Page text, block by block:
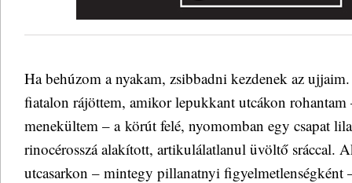
Ha behúzom a nyakam, zsibbadni kezdenek az ujjaim.
fiatalon rájöttem, amikor lepukkant utcákon
menekültem – a körút felé, nyomomban egy csapat
rinocérosszá alakított, artikulálatlanul üvöltő sráccal.
utcasarkon – mintegy pillanatnyi figyelmetlenségként